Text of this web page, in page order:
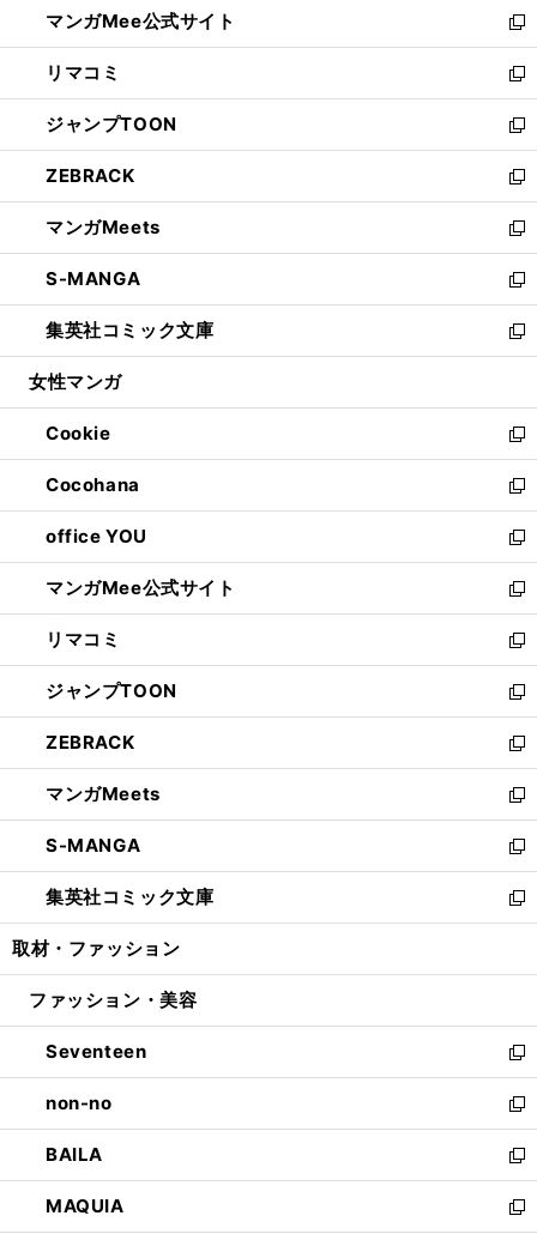
く
ド
ウ
で
開
く
ィ
ン
ド
ウ
で
開
く
い
ウ
ィ
ン
ド
ウ
で
開
く
マンガMee公式サイト
新
し
い
ウ
ィ
ン
ド
ウ
で
開
く
リマコミ
新
し
い
ウ
ィ
ン
ド
ウ
で
開
く
ジャンプTOON
新
し
い
ウ
ィ
ン
ド
ウ
で
開
ZEBRACK
新
し
い
ウ
ィ
ン
ド
ウ
開
く
マンガMeets
新
し
い
ウ
ィ
ン
ウ
で
開
く
S-MANGA
新
し
い
ウ
ン
ド
ウ
で
開
く
集英社コミック文庫
新
し
ウ
ィ
ン
ド
ウ
で
開
く
女性マンガ
Cookie
新
し
い
ウ
ィ
ン
ド
ウ
で
開
く
Cocohana
新
し
い
ウ
ィ
ン
ド
ウ
で
開
く
office YOU
新
し
い
ウ
ィ
ン
ド
ウ
で
開
く
マンガMee公式サイト
新
し
い
ウ
ィ
ン
ド
ウ
で
開
く
リマコミ
新
し
い
ウ
ィ
ン
ド
ウ
で
開
く
ジャンプTOON
新
し
い
ウ
ィ
ン
ド
ウ
で
開
ZEBRACK
新
し
い
ウ
ィ
ン
ド
ウ
開
マンガMeets
新
し
い
ウ
ィ
ン
ウ
開
く
S-MANGA
新
し
い
ウ
ン
ウ
で
開
く
集英社コミック文庫
新
し
ウ
ン
ド
ウ
で
開
く
取材・ファッション
ファッション・美容
Seventeen
新
し
い
ウ
ィ
ン
ド
ウ
non-no
新
し
い
ウ
ィ
ン
BAILA
新
し
い
ウ
MAQUIA
新